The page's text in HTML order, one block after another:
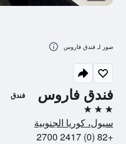
فندق فاروس فندق
3 نجوم
سيول، كوريا الجنوبية
+82 (0) 2417 2700
صور لـ فندق فاروس